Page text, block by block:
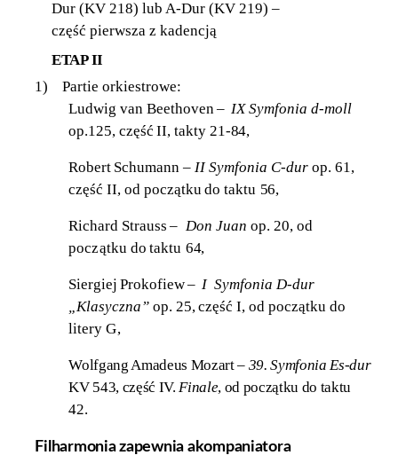
Dur (KV 218) lub A-Dur (KV 219) –
część pierwsza z kadencją
ETAP II
1)
Partie orkiestrowe:
Ludwig van Beethoven– IX Symfonia d-moll
op.125, część II, takty 21-84,
Robert Schumann – II Symfonia C-dur op. 61,
część II, od początku do taktu 56,
Richard Strauss – Don Juan op. 20,od
początku do taktu 64,
Siergiej Prokofiew– ISymfonia D-dur
„Klasyczna” op. 25,część I, od początku do
litery G,
Wolfgang Amadeus Mozart – 39. Symfonia Es-dur
KV 543, część IV.Finale, od początku do taktu
42.
Filharmonia zapewnia akompaniatora